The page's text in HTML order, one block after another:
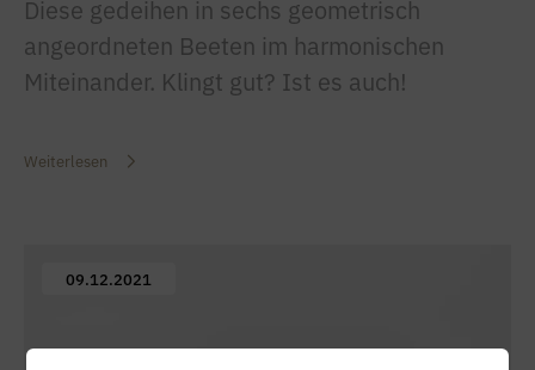
Diese gedeihen in sechs geometrisch
angeordneten Beeten im harmonischen
Miteinander. Klingt gut? Ist es auch!
Weiterlesen
09.12.2021